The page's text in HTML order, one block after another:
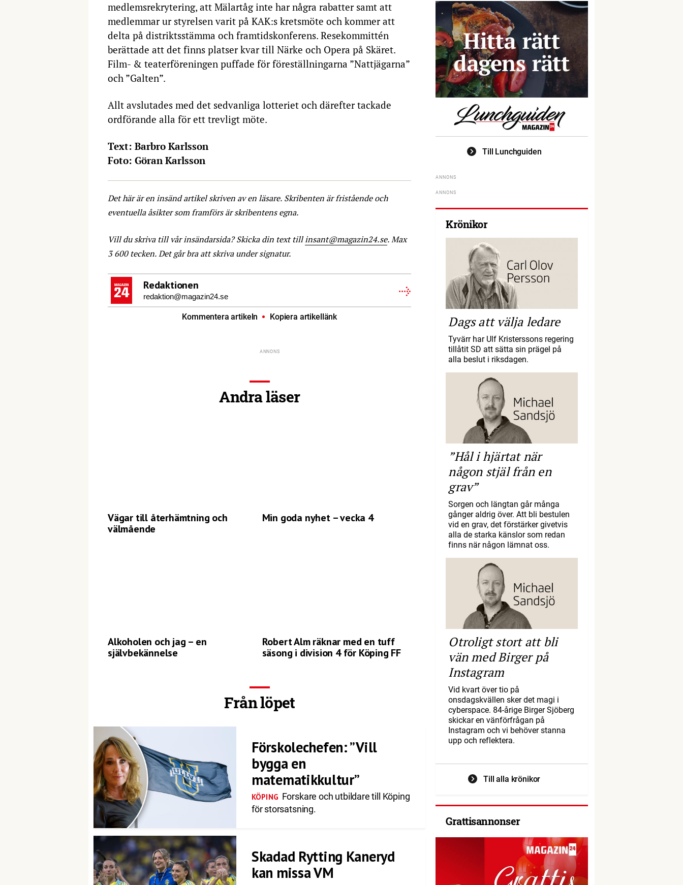
medlemsrekrytering, att Mälartåg inte har några rabatter samt att
medlemmar ur styrelsen varit på KAK:s kretsmöte och kommer att
delta på distriktsstämma och framtidskonferens. Resekommittén
berättade att det finns platser kvar till Närke och Opera på Skäret.
Film- & teaterföreningen puffade för föreställningarna ”Nattjägarna”
och ”Galten”.
Allt avslutades med det sedvanliga lotteriet och därefter tackade
ordförande alla för ett trevligt möte.
Text: Barbro Karlsson
Foto: Göran Karlsson
Det här är en insänd artikel skriven av en läsare. Skribenten är fristående och
eventuella åsikter som framförs är skribentens egna.
Vill du skriva till vår insändarsida? Skicka din text tillinsant@magazin24.se. Max
3 600 tecken. Det går bra att skriva under signatur.
Redaktionen
redaktion@magazin24.se
Kommentera artikeln Kopiera artikellänk
Andra läser
Vägar till återhämtning och
välmående
Min goda nyhet – vecka 4
Alkoholen och jag – en
självbekännelse
Robert Alm räknar med en tuff
säsong i division 4 för Köping FF
Från löpet
Förskolechefen: ”Vill
bygga en
matematikkultur”
KÖPING Forskare och utbildare till Köping
för storsatsning.
Skadad Rytting Kaneryd
kan missa VM
Till Lunchguiden
Krönikor
Dags att välja ledare
Tyvärr har Ulf Kristerssons regering
tillåtit SD att sätta sin prägel på
alla beslut i riksdagen.
”Hål i hjärtat när
någon stjäl från en
grav”
Sorgen och längtan går många
gånger aldrig över. Att bli bestulen
vid en grav, det förstärker givetvis
alla de starka känslor som redan
finns när någon lämnat oss.
Otroligt stort att bli
vän med Birger på
Instagram
Vid kvart över tio på
onsdagskvällen sker det magi i
cyberspace. 84-årige Birger Sjöberg
skickar en vänförfrågan på
Instagram och vi behöver stanna
upp och reflektera.
Till alla krönikor
Grattisannonser